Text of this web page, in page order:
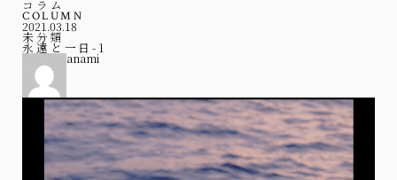
コラム
COLUMN
2021.03.18
未分類
永遠と一日-1
anami